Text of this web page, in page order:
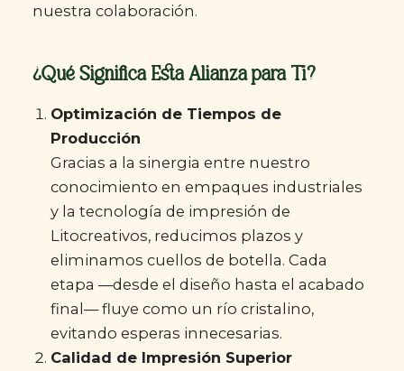
nuestra colaboración.
¿Qué Significa Esta Alianza para Ti?
Optimización de Tiempos de
Producción
Gracias a la sinergia entre nuestro
conocimiento en empaques industriales
y la tecnología de impresión de
Litocreativos, reducimos plazos y
eliminamos cuellos de botella. Cada
etapa —desde el diseño hasta el acabado
final— fluye como un río cristalino,
evitando esperas innecesarias.
Calidad de Impresión Superior